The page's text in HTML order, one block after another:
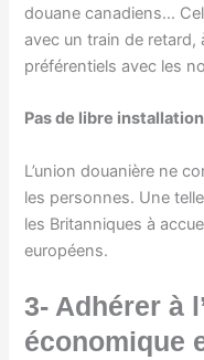
douane canadiens…
avec un train de retard,
préférentiels avec les
Pas de libre
L’union douanière ne
les personnes. Une
les Britanniques à
européens.
3- Adhérer à
économique